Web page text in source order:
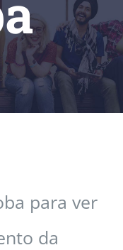
para ver
da